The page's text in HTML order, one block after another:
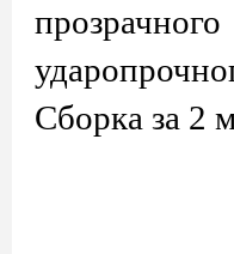
прозрачного
Сборка за 2